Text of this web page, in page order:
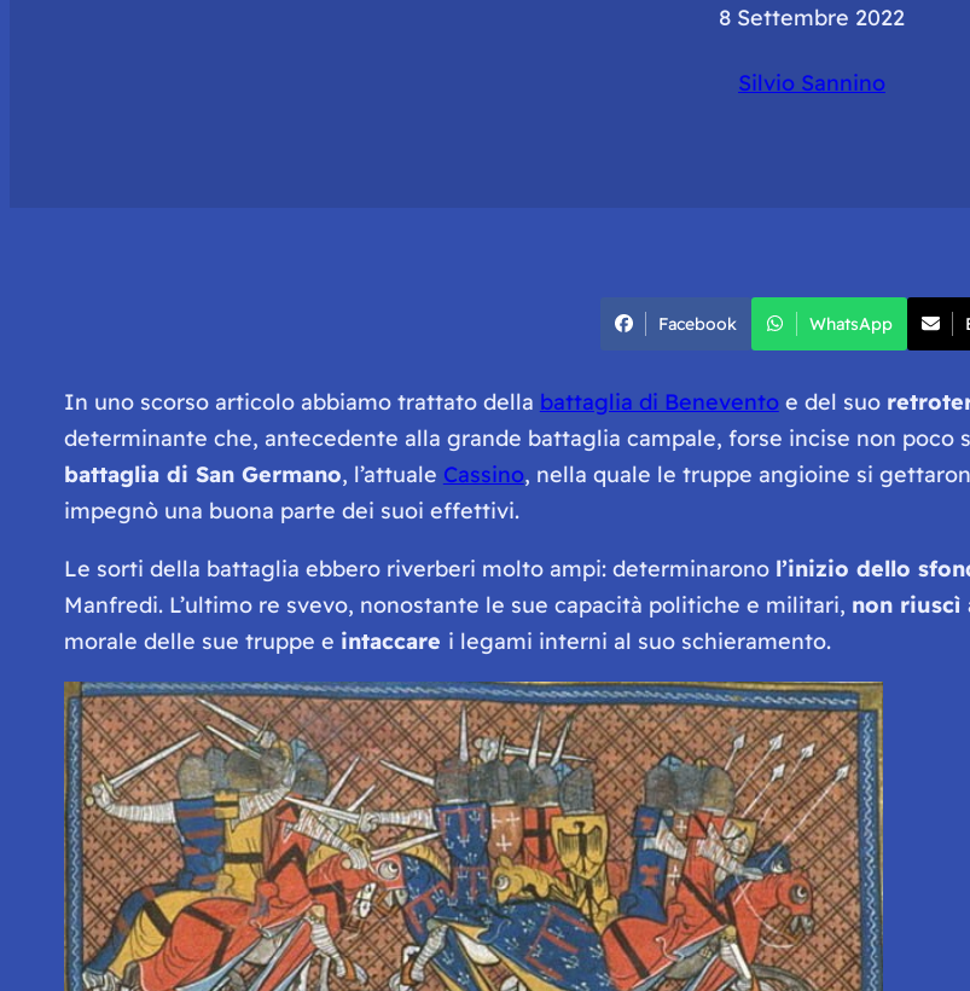
8 Settembre 2022
Silvio Sannino
Facebook WhatsApp
In uno scorso articolo abbiamo trattato della battaglia di Beneventoe del suo
determinante che, antecedente alla grande battaglia campale, forse incise non
battaglia di San Germano, l’attuale Cassino, nella quale le truppe angioine si
impegnò una buona parte dei suoi effettivi.
Le sorti della battaglia ebbero riverberi molto ampi: determinarono l’inizio dello
Manfredi. L’ultimo re svevo, nonostante le sue capacità politiche e militari, non riuscì
morale delle sue truppe e intaccare i legami interni al suo schieramento.